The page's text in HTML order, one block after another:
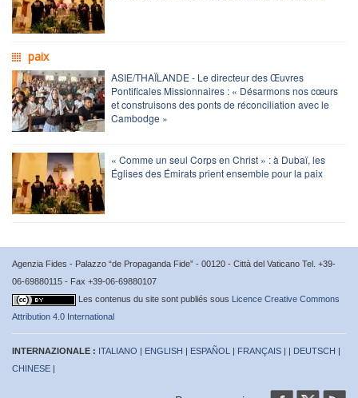
paix
ASIE/THAÏLANDE - Le directeur des Œuvres
Pontificales Missionnaires : « Désarmons nos cœurs
et construisons des ponts de réconciliation avec le
Cambodge »
« Comme un seul Corps en Christ » : à Dubaï, les
Églises des Émirats prient ensemble pour la paix
Agenzia Fides - Palazzo “de Propaganda Fide” - 00120 - Città del Vaticano Tel. +39-
06-69880115 - Fax +39-06-69880107
Les contenus du site sont publiés sous Licence Creative Commons
Attribution 4.0 International
INTERNAZIONALE : ITALIANO | ENGLISH | ESPAÑOL | FRANÇAIS | | DEUTSCH |
CHINESE |